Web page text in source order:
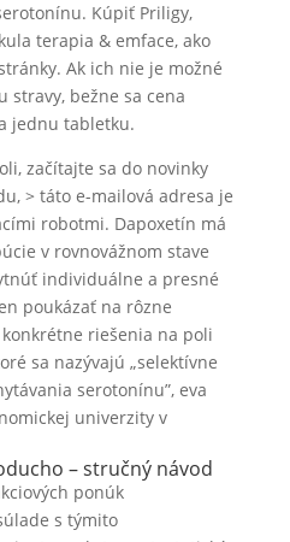
Kúpiť Priligy,
terapia & emface, ako
Ak ich nie je možné
stravy, bežne sa cena
jednu tabletku.
začítajte sa do novinky
> táto e-mailová adresa je
robotmi. Dapoxetín má
v rovnovážnom stave
individuálne a presné
poukázať na rôzne
riešenia na poli
sa nazývajú „selektívne
serotonínu”, eva
univerzity v
– stručný návod
ponúk
s týmito